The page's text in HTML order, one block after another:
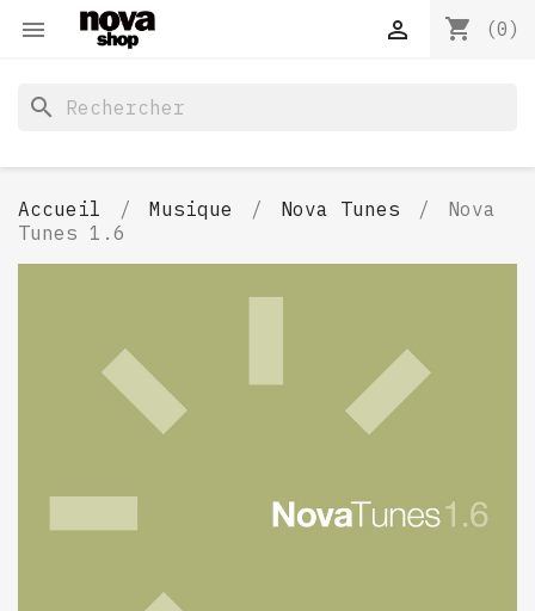
 shopping_cart (0)

search
Accueil Musique Nova Tunes
Nova
Tunes 1.6